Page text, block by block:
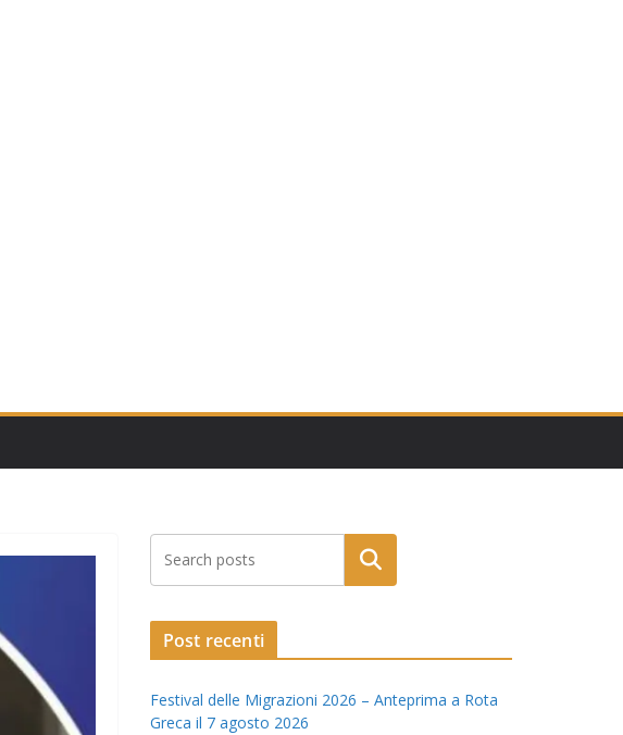
Post recenti
Festival delle Migrazioni 2026 – Anteprima a Rota
Greca il 7 agosto 2026